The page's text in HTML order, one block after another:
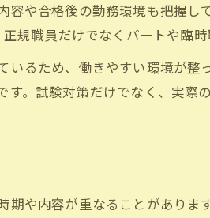
諭経験を試験対策に活かす方法
保育教諭合格へ導く実践的勉強
諭が実体験を活かす面接対策の
諭試験で評価される経験のアピ
や合格後の勤務環境も把握し
規職員だけでなくパートや臨時
るため、働きやすい環境が
。試験対策だけでなく、実際
や内容が重なることがあり